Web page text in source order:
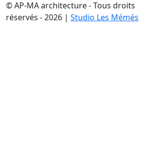
© AP-MA architecture - Tous droits
réservés - 2026 | Studio Les Mémés